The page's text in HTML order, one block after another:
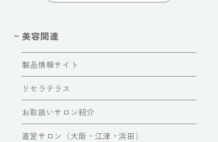
美容関連
製品情報サイト
リセラテラス
お取扱いサロン紹介
直営サロン（大阪・江津・浜田）